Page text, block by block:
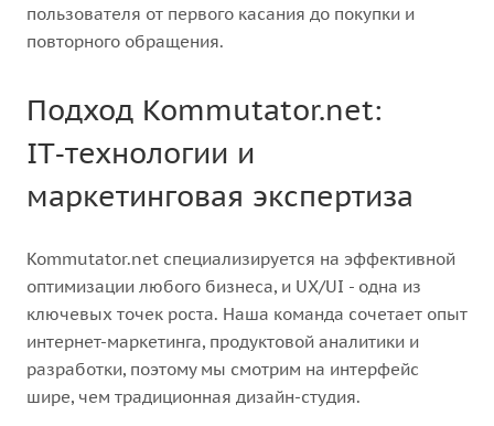
пользователя от первого касания до покупки и
повторного обращения.
Подход Kommutator.net:
IT‑технологии и
маркетинговая экспертиза
Kommutator.net специализируется на эффективной
оптимизации любого бизнеса, и UX/UI - одна из
ключевых точек роста. Наша команда сочетает опыт
интернет-маркетинга, продуктовой аналитики и
разработки, поэтому мы смотрим на интерфейс
шире, чем традиционная дизайн-студия.